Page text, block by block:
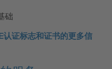
础
认证标志和证书的更多信